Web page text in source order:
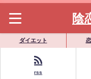
陰
ダイエット
rss